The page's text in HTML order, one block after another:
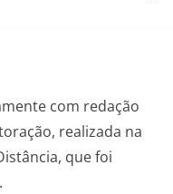
com redação
realizada na
que foi